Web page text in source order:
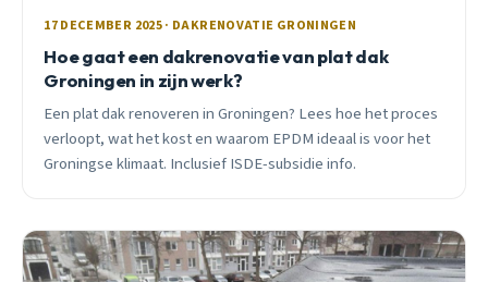
17 DECEMBER 2025 · DAKRENOVATIE GRONINGEN
Hoe gaat een dakrenovatie van plat dak
Groningen in zijn werk?
Een plat dak renoveren in Groningen? Lees hoe het proces
verloopt, wat het kost en waarom EPDM ideaal is voor het
Groningse klimaat. Inclusief ISDE-subsidie info.